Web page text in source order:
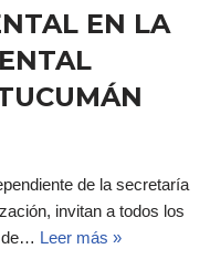
EN LA
de la secretaría
invitan a todos los
de… Leer más »